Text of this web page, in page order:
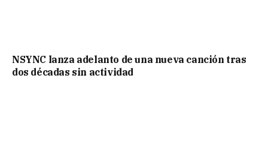
NSYNC lanza adelanto de una nueva canción tras
dos décadas sin actividad